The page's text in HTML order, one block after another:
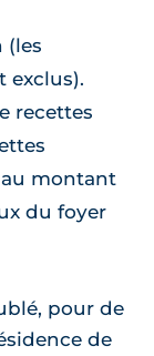
(les
exclus).
recettes
montant
du foyer
pour de
de